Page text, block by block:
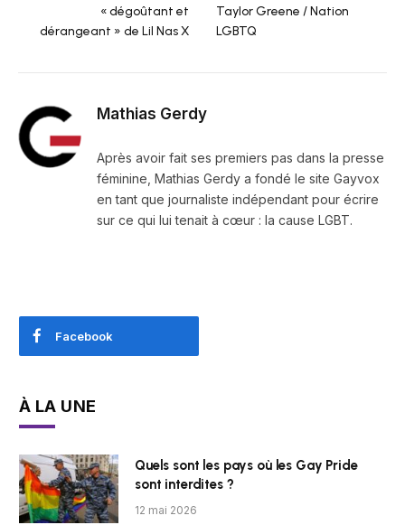
« dégoûtant et
dérangeant » de Lil Nas X
Taylor Greene / Nation
LGBTQ
Mathias Gerdy
Après avoir fait ses premiers pas dans la presse
féminine, Mathias Gerdy a fondé le site Gayvox
en tant que journaliste indépendant pour écrire
sur ce qui lui tenait à cœur : la cause LGBT.
Facebook
À LA UNE
Quels sont les pays où les Gay Pride
sont interdites ?
12 mai 2026